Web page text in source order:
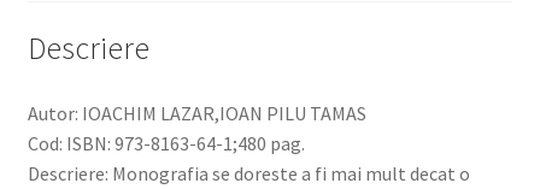
Descriere
Autor: IOACHIM LAZAR,IOAN PILU TAMAS
Cod: ISBN: 973-8163-64-1;480 pag.
Descriere: Monografia se doreste a fi mai mult decat o